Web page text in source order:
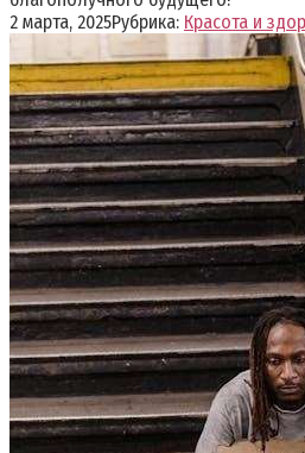
2 марта, 2025Рубрика: Красота и